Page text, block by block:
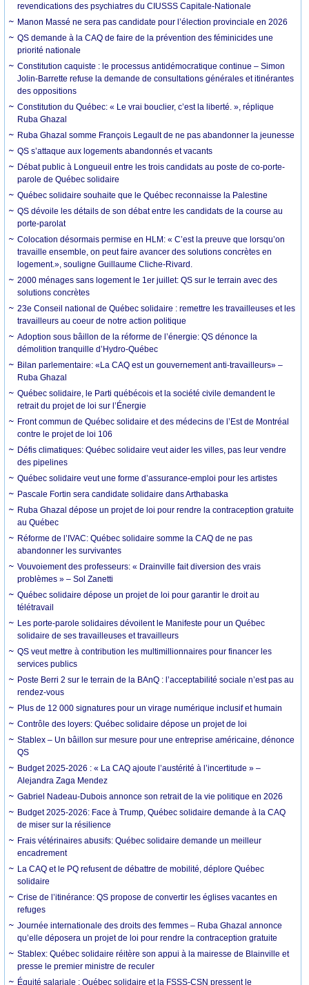
revendications des psychiatres du CIUSSS Capitale-Nationale
Manon Massé ne sera pas candidate pour l’élection provinciale en 2026
QS demande à la CAQ de faire de la prévention des féminicides une
priorité nationale
Constitution caquiste : le processus antidémocratique continue – Simon
Jolin-Barrette refuse la demande de consultations générales et itinérantes
des oppositions
Constitution du Québec: « Le vrai bouclier, c’est la liberté. », réplique
Ruba Ghazal
Ruba Ghazal somme François Legault de ne pas abandonner la jeunesse
QS s’attaque aux logements abandonnés et vacants
Débat public à Longueuil entre les trois candidats au poste de co-porte-
parole de Québec solidaire
Québec solidaire souhaite que le Québec reconnaisse la Palestine
QS dévoile les détails de son débat entre les candidats de la course au
porte-parolat
Colocation désormais permise en HLM: « C’est la preuve que lorsqu’on
travaille ensemble, on peut faire avancer des solutions concrètes en
logement.», souligne Guillaume Cliche-Rivard.
2000 ménages sans logement le 1er juillet: QS sur le terrain avec des
solutions concrètes
23e Conseil national de Québec solidaire : remettre les travailleuses et les
travailleurs au coeur de notre action politique
Adoption sous bâillon de la réforme de l’énergie: QS dénonce la
démolition tranquille d’Hydro-Québec
Bilan parlementaire: «La CAQ est un gouvernement anti-travailleurs» –
Ruba Ghazal
Québec solidaire, le Parti québécois et la société civile demandent le
retrait du projet de loi sur l’Énergie
Front commun de Québec solidaire et des médecins de l’Est de Montréal
contre le projet de loi 106
Défis climatiques: Québec solidaire veut aider les villes, pas leur vendre
des pipelines
Québec solidaire veut une forme d’assurance-emploi pour les artistes
Pascale Fortin sera candidate solidaire dans Arthabaska
Ruba Ghazal dépose un projet de loi pour rendre la contraception gratuite
au Québec
Réforme de l’IVAC: Québec solidaire somme la CAQ de ne pas
abandonner les survivantes
Vouvoiement des professeurs: « Drainville fait diversion des vrais
problèmes » – Sol Zanetti
Québec solidaire dépose un projet de loi pour garantir le droit au
télétravail
Les porte-parole solidaires dévoilent le Manifeste pour un Québec
solidaire de ses travailleuses et travailleurs
QS veut mettre à contribution les multimillionnaires pour financer les
services publics
Poste Berri 2 sur le terrain de la BAnQ : l’acceptabilité sociale n’est pas au
rendez-vous
Plus de 12 000 signatures pour un virage numérique inclusif et humain
Contrôle des loyers: Québec solidaire dépose un projet de loi
Stablex – Un bâillon sur mesure pour une entreprise américaine, dénonce
QS
Budget 2025-2026 : « La CAQ ajoute l’austérité à l’incertitude » –
Alejandra Zaga Mendez
Gabriel Nadeau-Dubois annonce son retrait de la vie politique en 2026
Budget 2025-2026: Face à Trump, Québec solidaire demande à la CAQ
de miser sur la résilience
Frais vétérinaires abusifs: Québec solidaire demande un meilleur
encadrement
La CAQ et le PQ refusent de débattre de mobilité, déplore Québec
solidaire
Crise de l’itinérance: QS propose de convertir les églises vacantes en
refuges
Journée internationale des droits des femmes – Ruba Ghazal annonce
qu’elle déposera un projet de loi pour rendre la contraception gratuite
Stablex: Québec solidaire réitère son appui à la mairesse de Blainville et
presse le premier ministre de reculer
Équité salariale : Québec solidaire et la FSSS-CSN pressent le